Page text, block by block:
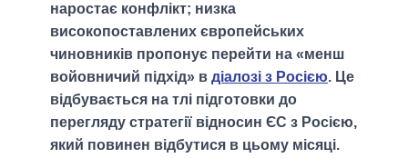
наростає конфлікт; низка
високопоставлених європейських
чиновників пропонує перейти на «менш
войовничий підхід» в діалозі з Росією. Це
відбувається на тлі підготовки до
перегляду стратегії відносин ЄС з Росією,
який повинен відбутися в цьому місяці.